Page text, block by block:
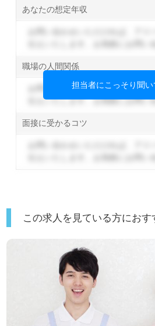
あなたの想定年収
職場の人間関係
お問い合わせいただければ、アド
伝えいたします。お気軽にお問い
面接に受かるコツ
担当者にこっそり聞い
この求人を見ている方におす